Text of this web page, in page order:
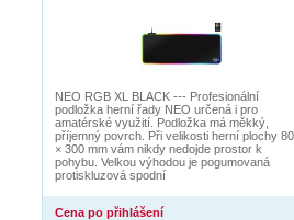
NEO RGB XL BLACK --- Profesionální
podložka herní řady NEO určená i pro
amatérské využití. Podložka má měkký,
příjemný povrch. Při velikosti herní plochy
× 300 mm vám nikdy nedojde prostor k
pohybu. Velkou výhodou je pogumovaná
protiskluzová spodní
Cena po přihlášení